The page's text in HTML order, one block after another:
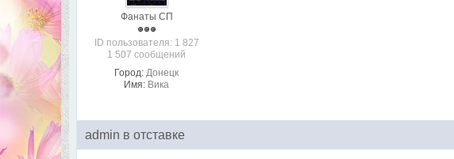
Фанаты СП
ID пользователя: 1 827
1 507 сообщений
Город: Донецк
Имя: Вика
admin в отставке